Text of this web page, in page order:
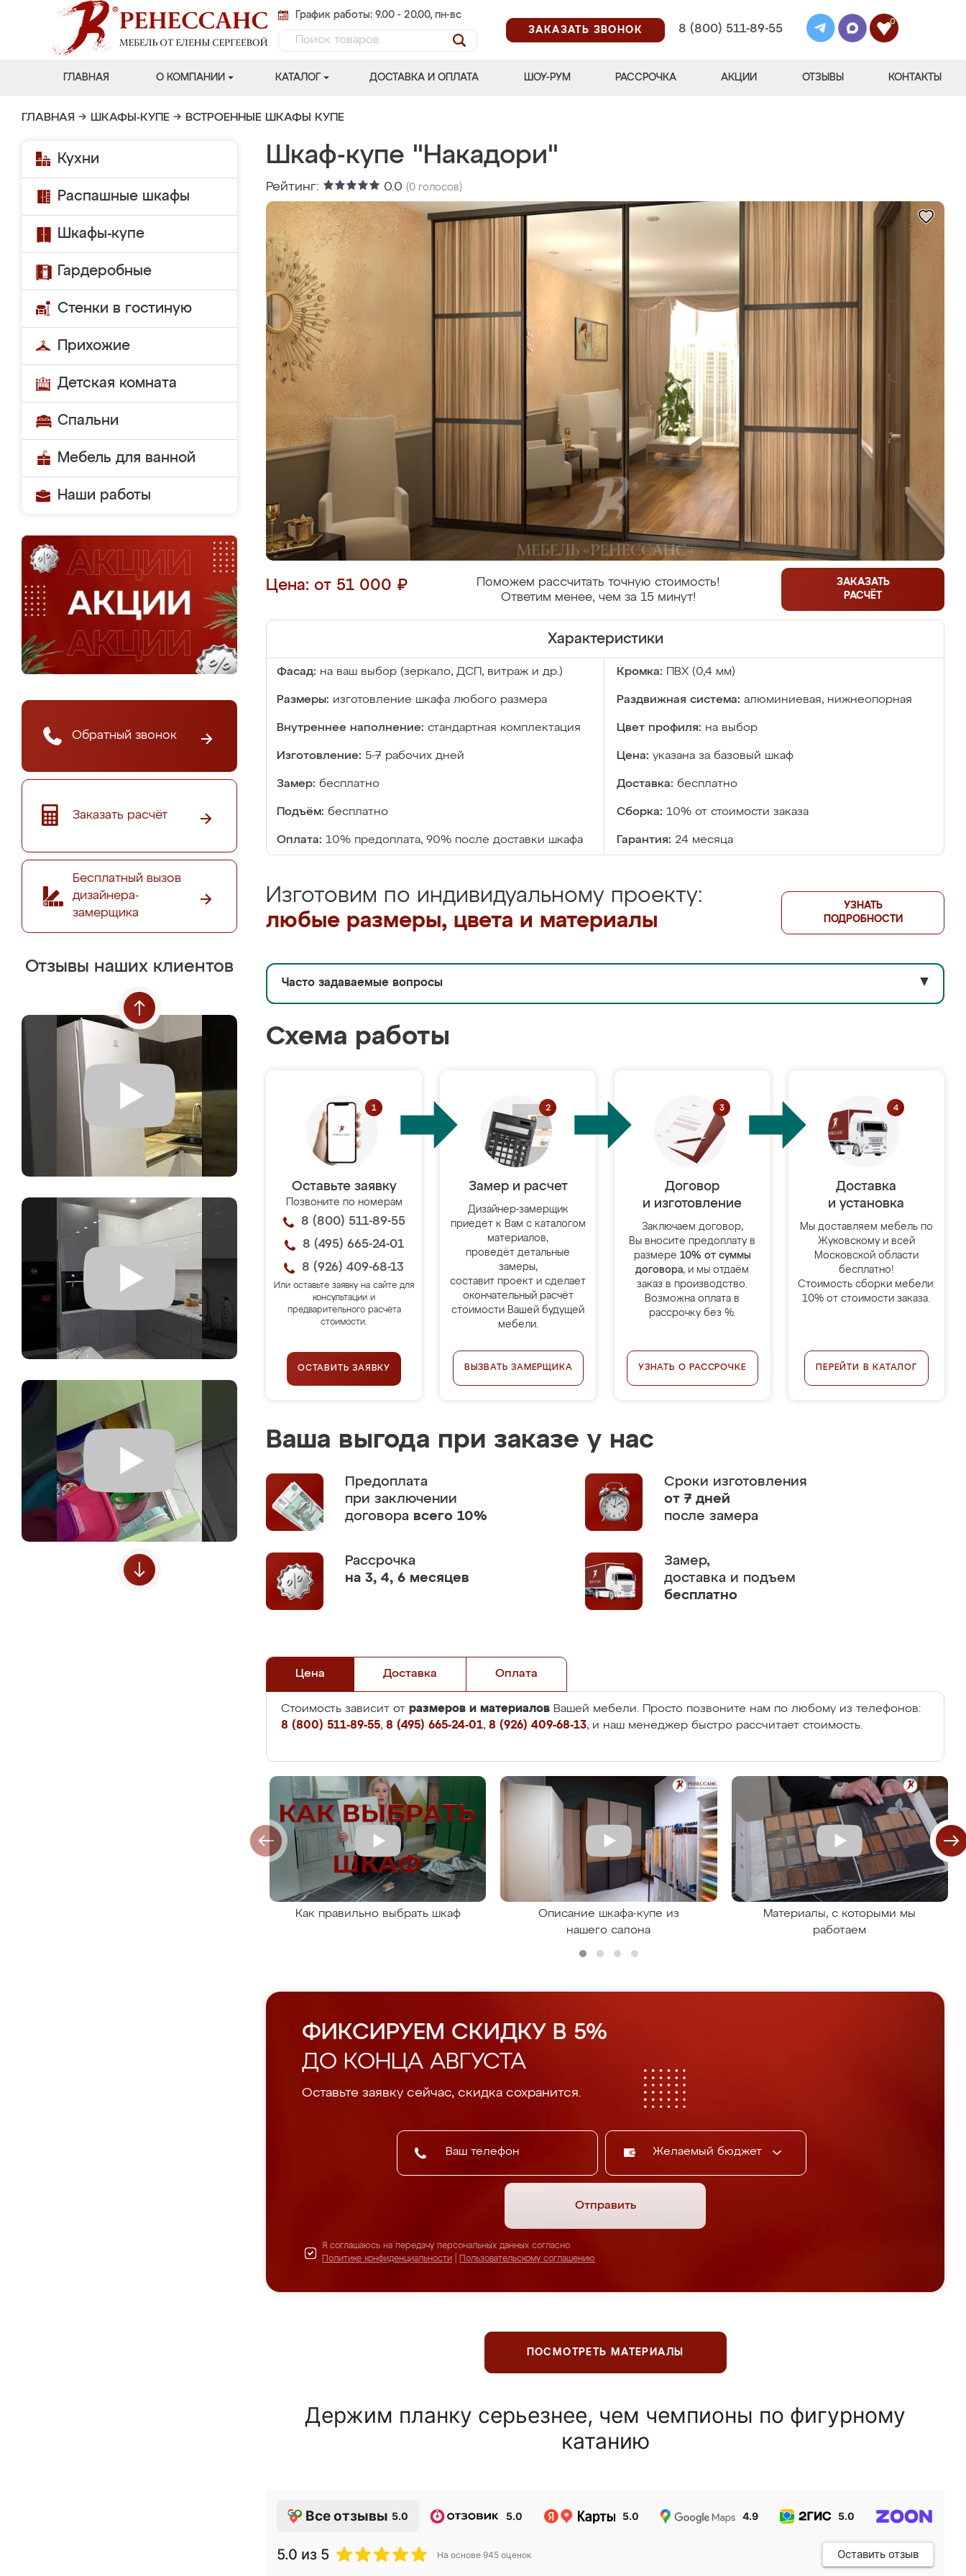
График работы: 9.00 - 20.00, пн-вс
ЗАКАЗАТЬ ЗВОНОК
8 (800) 511-89-55
0
ГЛАВНАЯ О КОМПАНИИ КАТАЛОГ ДОСТАВКА И ОПЛАТА ШОУ-РУМ РАССРОЧКА АКЦИИ ОТЗЫВЫ КОНТАКТЫ
ГЛАВНАЯ → ШКАФЫ-КУПЕ → ВСТРОЕННЫЕ ШКАФЫ КУПЕ
Кухни
Распашные шкафы
Шкафы-купе
Гардеробные
Стенки в гостиную
Прихожие
Детская комната
Спальни
Мебель для ванной
Наши работы
Обратный звонок
Заказать расчёт
Бесплатный вызов
дизайнера-
замерщика
Отзывы наших клиентов
Шкаф-купе "Накадори"
Рейтинг: 0.0 (0 голосов)
Цена: от 51 000 ₽
Поможем рассчитать точную стоимость!
Ответим менее, чем за 15 минут!
ЗАКАЗАТЬ
РАСЧЁТ
Характеристики
Фасад: на ваш выбор (зеркало, ДСП, витраж и др.) Кромка: ПВХ (0,4 мм)
Размеры: изготовление шкафа любого размера Раздвижная система: алюминиевая, нижнеопорная
Внутреннее наполнение: стандартная комплектация Цвет профиля: на выбор
Изготовление: 5-7 рабочих дней Цена: указана за базовый шкаф
Замер: бесплатно Доставка: бесплатно
Подъём: бесплатно Сборка: 10% от стоимости заказа
Оплата: 10% предоплата, 90% после доставки шкафа Гарантия: 24 месяца
Изготовим по индивидуальному проекту:
любые размеры, цвета и материалы
УЗНАТЬ
ПОДРОБНОСТИ
Часто задаваемые вопросы ▼
Схема работы
Оставьте заявку
Позвоните по номерам
8 (800) 511-89-55
8 (495) 665-24-01
8 (926) 409-68-13
Или оставьте заявку на сайте для
консультации и
предварительного расчёта
стоимости.
ОСТАВИТЬ ЗАЯВКУ
Замер и расчет
Дизайнер-замерщик
приедет к Вам с каталогом
материалов,
проведёт детальные
замеры,
составит проект и сделает
окончательный расчёт
стоимости Вашей будущей
мебели.
ВЫЗВАТЬ ЗАМЕРЩИКА
Договор
и изготовление
Заключаем договор,
Вы вносите предоплату в
размере 10% от суммы
договора, и мы отдаём
заказ в производство.
Возможна оплата в
рассрочку без %.
УЗНАТЬ О РАССРОЧКЕ
Доставка
и установка
Мы доставляем мебель по
Жуковскому и всей
Московской области
бесплатно!
Стоимость сборки мебели:
10% от стоимости заказа.
ПЕРЕЙТИ В КАТАЛОГ
Ваша выгода при заказе у нас
Предоплата
при заключении
договора всего 10%
Сроки изготовления
от 7 дней
после замера
Рассрочка
на 3, 4, 6 месяцев
Замер,
доставка и подъем
бесплатно
Цена Доставка Оплата
Стоимость зависит от размеров и материалов Вашей мебели. Просто позвоните нам по любому из телефонов:
8 (800) 511-89-55, 8 (495) 665-24-01, 8 (926) 409-68-13, и наш менеджер быстро рассчитает стоимость.
Как правильно выбрать шкаф
Описание шкафа-купе из
нашего салона
Материалы, с которыми мы
работаем
ФИКСИРУЕМ СКИДКУ В 5%
ДО КОНЦА АВГУСТА
Оставьте заявку сейчас, скидка сохранится.
Желаемый бюджет
Отправить
Я соглашаюсь на передачу персональных данных согласно
Политике конфиденциальности
Пользовательскому соглашению
ПОСМОТРЕТЬ МАТЕРИАЛЫ
Держим планку серьезнее, чем чемпионы по фигурному
катанию
Все отзывы 5.0 5.0 5.0 4.9 5.0
5.0 из 5 На основе 945 оценок Оставить отзыв